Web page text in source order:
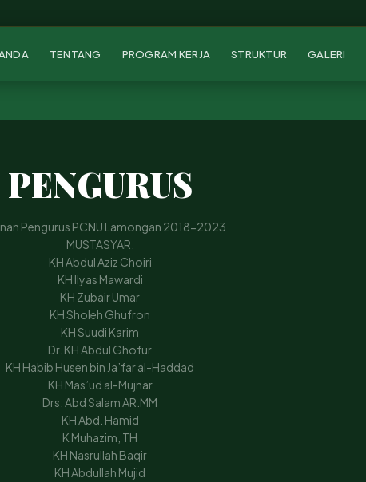
TENTANG PROGRAM KERJA STRUKTUR GALERI
PENGURUS
Pengurus PCNU Lamongan 2018-2023
MUSTASYAR:
KH Abdul Aziz Choiri
KH Ilyas Mawardi
KH Zubair Umar
KH Sholeh Ghufron
KH Suudi Karim
Dr. KH Abdul Ghofur
KH Habib Husen bin Ja’far al-Haddad
KH Mas’ud al-Mujnar
Drs. Abd Salam AR.MM
KH Abd. Hamid
K Muhazim, TH
KH Nasrullah Baqir
KH Abdullah Mujid